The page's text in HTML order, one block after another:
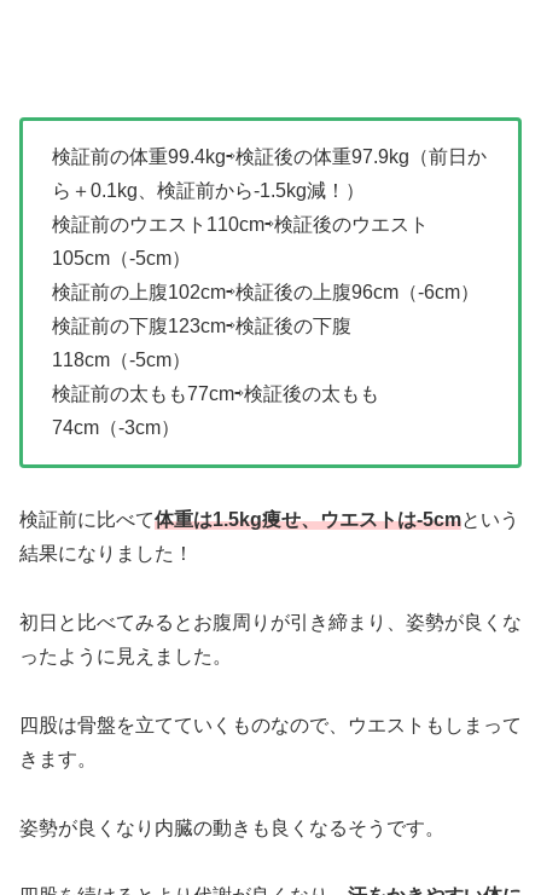
検証前の体重99.4kg⇨検証後の体重97.9kg（前日か
ら＋0.1kg、検証前から-1.5kg減！）
検証前のウエスト110cm⇨検証後のウエスト
105cm（-5cm）
検証前の上腹102cm⇨検証後の上腹96cm（-6cm）
検証前の下腹123cm⇨検証後の下腹
118cm（-5cm）
検証前の太もも77cm⇨検証後の太もも
74cm（-3cm）
検証前に比べて体重は1.5kg痩せ、ウエストは-5cmという
結果になりました！
初日と比べてみるとお腹周りが引き締まり、姿勢が良くな
ったように見えました。
四股は骨盤を立てていくものなので、ウエストもしまって
きます。
姿勢が良くなり内臓の動きも良くなるそうです。